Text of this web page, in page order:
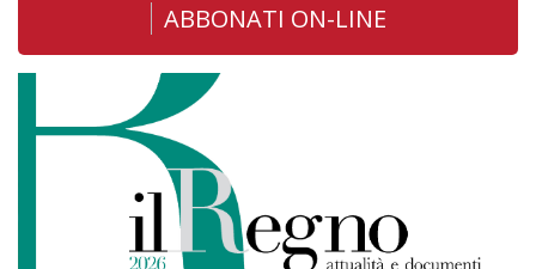
ABBONATI ON-LINE